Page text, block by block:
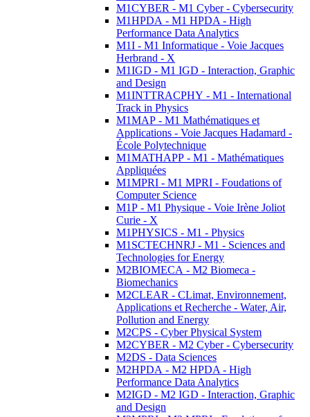
M1CYBER - M1 Cyber - Cybersecurity
M1HPDA - M1 HPDA - High
Performance Data Analytics
M1I - M1 Informatique - Voie Jacques
Herbrand - X
M1IGD - M1 IGD - Interaction, Graphic
and Design
M1INTTRACPHY - M1 - International
Track in Physics
M1MAP - M1 Mathématiques et
Applications - Voie Jacques Hadamard -
École Polytechnique
M1MATHAPP - M1 - Mathématiques
Appliquées
M1MPRI - M1 MPRI - Foudations of
Computer Science
M1P - M1 Physique - Voie Irène Joliot
Curie - X
M1PHYSICS - M1 - Physics
M1SCTECHNRJ - M1 - Sciences and
Technologies for Energy
M2BIOMECA - M2 Biomeca -
Biomechanics
M2CLEAR - CLimat, Environnement,
Applications et Recherche - Water, Air,
Pollution and Energy
M2CPS - Cyber Physical System
M2CYBER - M2 Cyber - Cybersecurity
M2DS - Data Sciences
M2HPDA - M2 HPDA - High
Performance Data Analytics
M2IGD - M2 IGD - Interaction, Graphic
and Design